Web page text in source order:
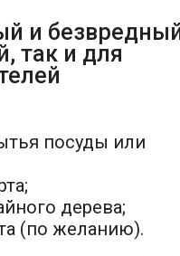
и
так и для
посуды или
дерева;
(по желанию).